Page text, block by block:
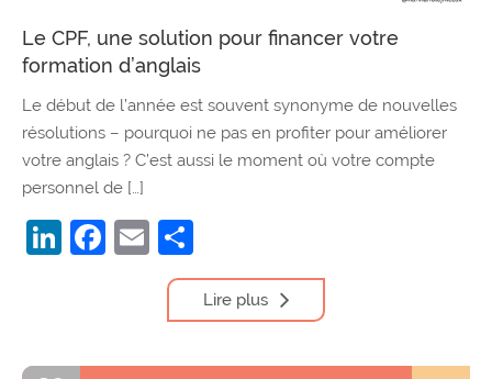
Le CPF, une solution pour financer votre
formation d’anglais
Le début de l’année est souvent synonyme de nouvelles
résolutions – pourquoi ne pas en profiter pour améliorer
votre anglais ? C’est aussi le moment où votre compte
personnel de […]
LinkedIn
Facebook
Email
Lire plus